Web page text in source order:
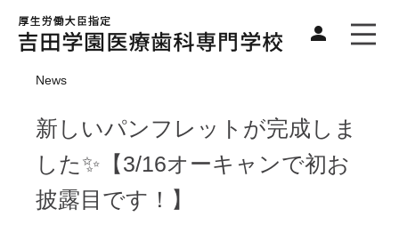
News
新しいパンフレットが完成しま
した✨【3/16オーキャンで初お
披露目です！】